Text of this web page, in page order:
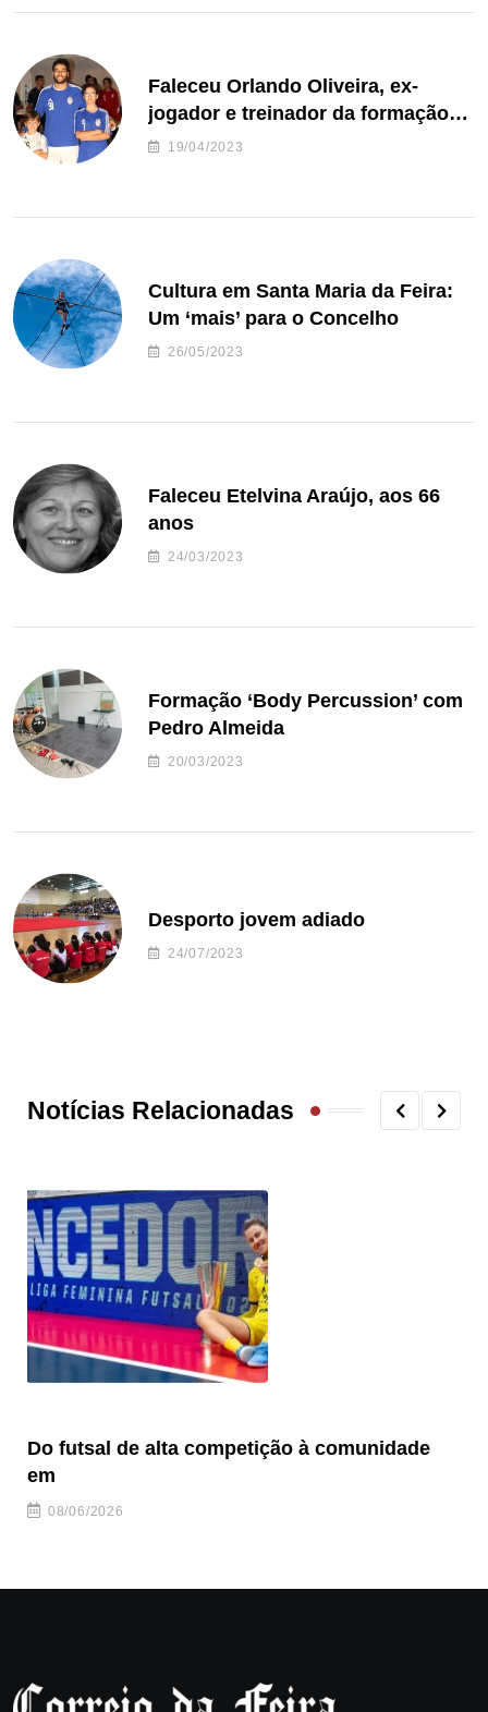
Faleceu Orlando Oliveira, ex-
jogador e treinador da formação
de andebol do Feirense
19/04/2023
Cultura em Santa Maria da Feira:
Um ‘mais’ para o Concelho
26/05/2023
Faleceu Etelvina Araújo, aos 66
anos
24/03/2023
Formação ‘Body Percussion’ com
Pedro Almeida
20/03/2023
Desporto jovem adiado
24/07/2023
Notícias Relacionadas
Do futsal de alta competição à comunidade
em
08/06/2026